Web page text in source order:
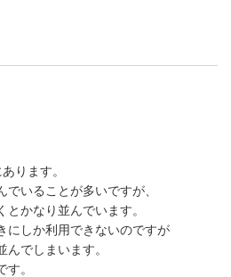
ります。
いることが多いですが、
かなり並んでいます。
にしか利用できないのですが
でしまいます。
。